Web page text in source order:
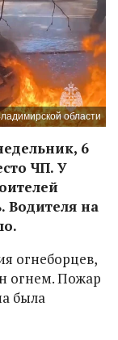
области
6
ЧП. У
Водителя на
огнеборцев,
огнем. Пожар
была